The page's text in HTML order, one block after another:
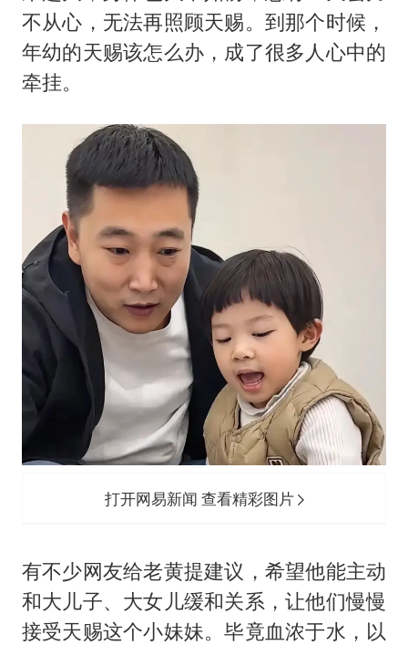
不从心，无法再照顾天赐。到那个时候，
年幼的天赐该怎么办，成了很多人心中的
牵挂。
打开网易新闻 查看精彩图片
有不少网友给老黄提建议，希望他能主动
和大儿子、大女儿缓和关系，让他们慢慢
接受天赐这个小妹妹。毕竟血浓于水，以